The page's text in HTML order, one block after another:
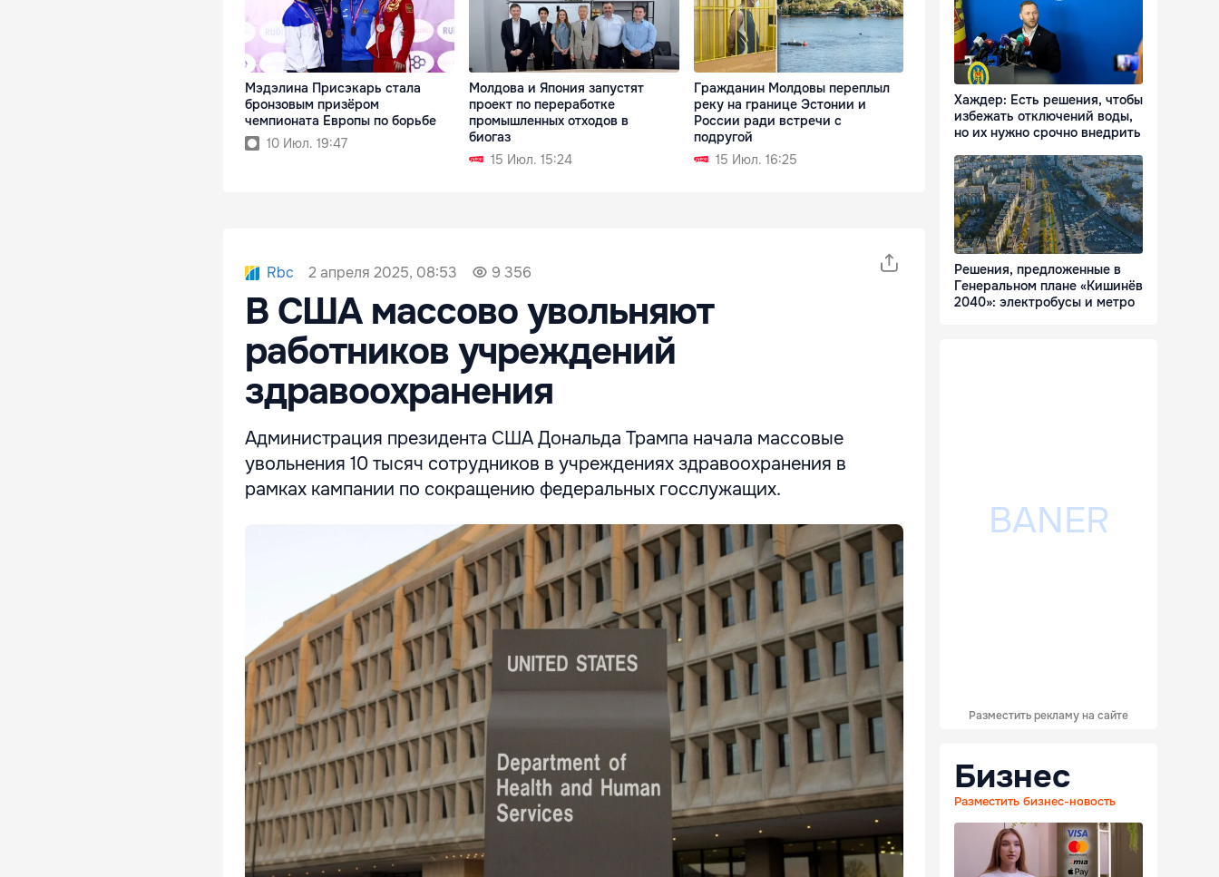
Мэдэлина Присэкарь стала
бронзовым призёром
чемпионата Европы по борьбе
10 Июл. 19:47
Молдова и Япония запустят
проект по переработке
промышленных отходов в
биогаз
15 Июл. 15:24
Гражданин Молдовы переплыл
реку на границе Эстонии и
России ради встречи с
подругой
15 Июл. 16:25
Rbc 2 апреля 2025, 08:53 9 356
В США массово увольняют
работников учреждений
здравоохранения
Администрация президента США Дональда Трампа начала массовые
увольнения 10 тысяч сотрудников в учреждениях здравоохранения в
рамках кампании по сокращению федеральных госслужащих.
Хаждер: Есть решения, чтобы
избежать отключений воды,
но их нужно срочно внедрить
Решения, предложенные в
Генеральном плане «Кишинёв
2040»: электробусы и метро
Разместить рекламу на сайте
Бизнес
Разместить бизнес-новость